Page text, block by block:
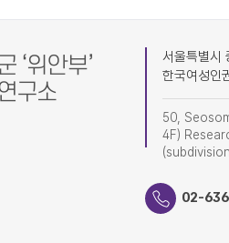
서울특별시
한국여성인
50,
4F)
02-